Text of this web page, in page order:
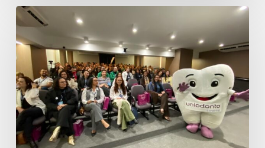
Uniodonto
Londrina
e
parceiros
elebram
o
Dia
do
RH
com
o